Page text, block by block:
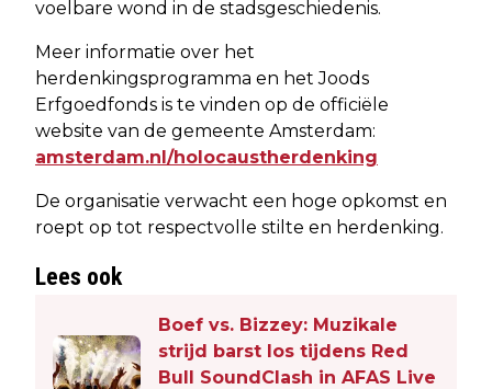
voelbare wond in de stadsgeschiedenis.
Meer informatie over het
herdenkingsprogramma en het Joods
Erfgoedfonds is te vinden op de officiële
website van de gemeente Amsterdam:
amsterdam.nl/holocaustherdenking
De organisatie verwacht een hoge opkomst en
roept op tot respectvolle stilte en herdenking.
Lees ook
Boef vs. Bizzey: Muzikale
strijd barst los tijdens Red
Bull SoundClash in AFAS Live